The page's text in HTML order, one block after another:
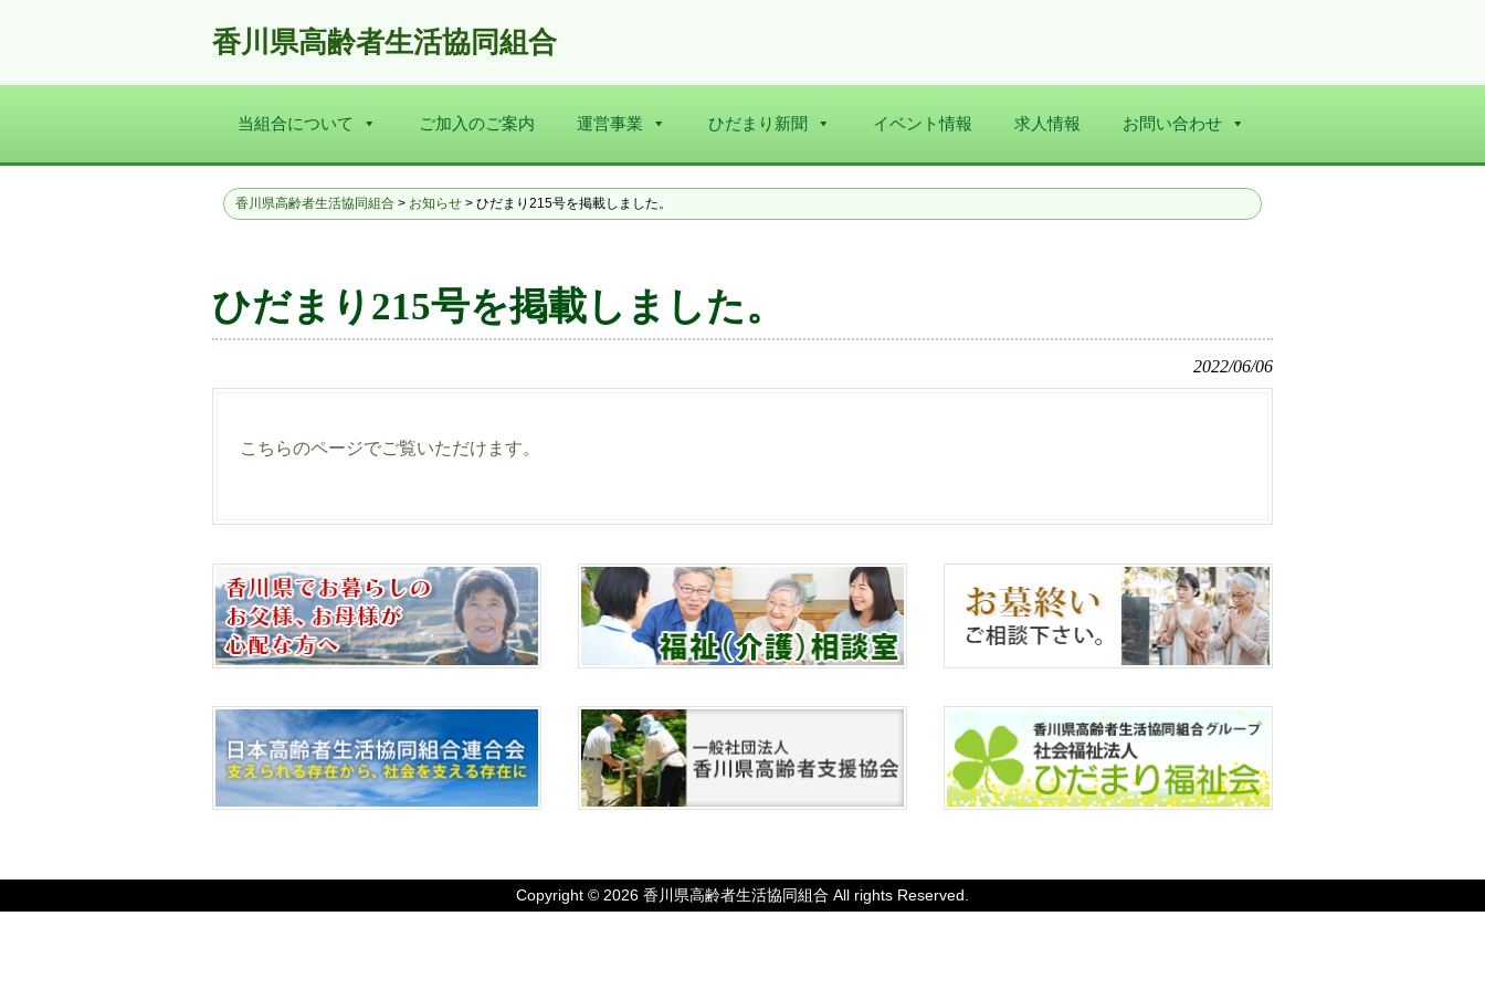
香川県高齢者生活協同組合
当組合について ご加入のご案内 運営事業 ひだまり新聞 イベント情報 求人情報 お問い合わせ
香川県高齢者生活協同組合 > お知らせ > ひだまり215号を掲載しました。
ひだまり215号を掲載しました。
2022/06/06
こちらのページでご覧いただけます。
Copyright © 2026 香川県高齢者生活協同組合 All rights Reserved.